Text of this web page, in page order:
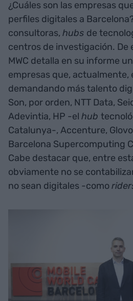
¿Cuáles son las empresas
perfiles digitales a
consultoras, hubs de
centros de investigación. De
MWC detalla en su informe
empresas que, actualmente,
demandando más talento
Son, por orden, NTT Data,
Adevintia, HP -el hub
Catalunya-, Accenture,
Barcelona Supercomputing
Cabe destacar que, entre
obviamente no se
no sean digitales -como